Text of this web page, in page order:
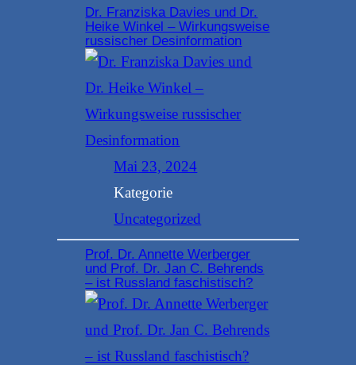
Dr. Franziska Davies und Dr.
Heike Winkel – Wirkungsweise
russischer Desinformation
Mai 23, 2024
Kategorie
Uncategorized
Prof. Dr. Annette Werberger
und Prof. Dr. Jan C. Behrends
– ist Russland faschistisch?